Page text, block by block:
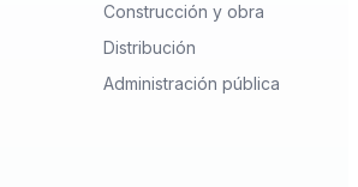
Construcción y obra
Distribución
Administración pública